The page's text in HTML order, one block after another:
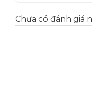
Chưa có đánh giá